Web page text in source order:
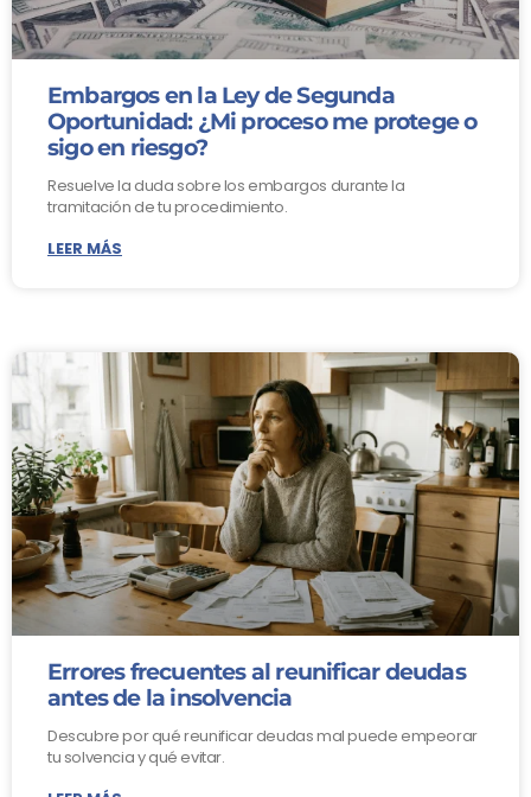
Embargos en la Ley de Segunda
Oportunidad: ¿Mi proceso me protege o
sigo en riesgo?
Resuelve la duda sobre los embargos durante la
tramitación de tu procedimiento.
LEER MÁS
Errores frecuentes al reunificar deudas
antes de la insolvencia
Descubre por qué reunificar deudas mal puede empeorar
tu solvencia y qué evitar.